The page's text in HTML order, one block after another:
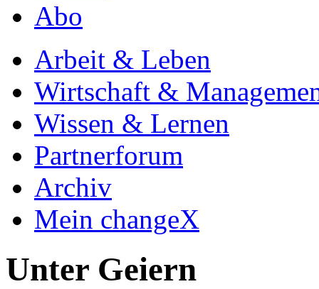
Abo
Arbeit & Leben
Wirtschaft &
Wissen & Lernen
Partnerforum
Archiv
Mein changeX
Unter Geiern